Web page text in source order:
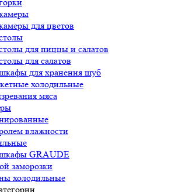
для цветов
для пиццы и салатов
для салатов
для хранения шуб
холодильные
мяса
влажности
GRAUDE
заморозки
холодильные